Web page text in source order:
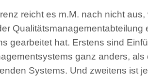
reicht es m.M. nach nicht
Qualitätsmanagementabteilung
gearbeitet hat. Erstens sind
ganz anders, als
Systems. Und zweitens ist